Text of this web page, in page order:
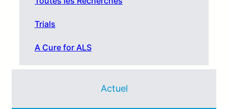
Trials
A Cure for ALS
Actuel